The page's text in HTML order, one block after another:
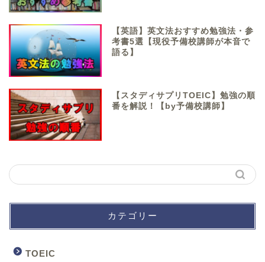
【英語】英文法おすすめ勉強法・参
考書5選【現役予備校講師が本音で
語る】
【スタディサプリTOEIC】勉強の順
番を解説！【by予備校講師】
カテゴリー
TOEIC